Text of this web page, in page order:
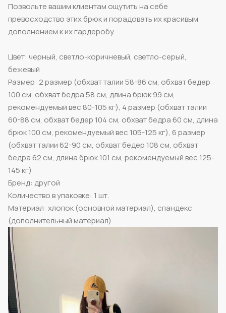
Позвольте вашим клиентам ощутить на себе
превосходство этих брюк и порадовать их красивым
дополнением к их гардеробу.
Цвет: черный, светло-коричневый, светло-серый,
бежевый
Размер: 2 размер (обхват талии 58-86 см, обхват бедер
100 см, обхват бедра 58 см, длина брюк 99 см,
рекомендуемый вес 80-105 кг), 4 размер (обхват талии
60-88 см, обхват бедер 104 см, обхват бедра 60 см, длина
брюк 100 см, рекомендуемый вес 105-125 кг), 6 размер
(обхват талии 62-90 см, обхват бедер 108 см, обхват
бедра 62 см, длина брюк 101 см, рекомендуемый вес 125-
145 кг)
Бренд: другой
Количество в упаковке: 1 шт.
Материал: хлопок (основной материал), спандекс
(дополнительный материал)